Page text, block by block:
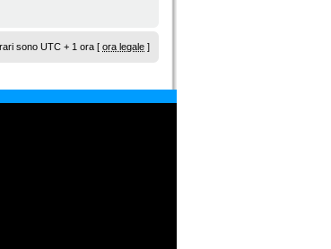
sono UTC + 1 ora [ ora legale ]